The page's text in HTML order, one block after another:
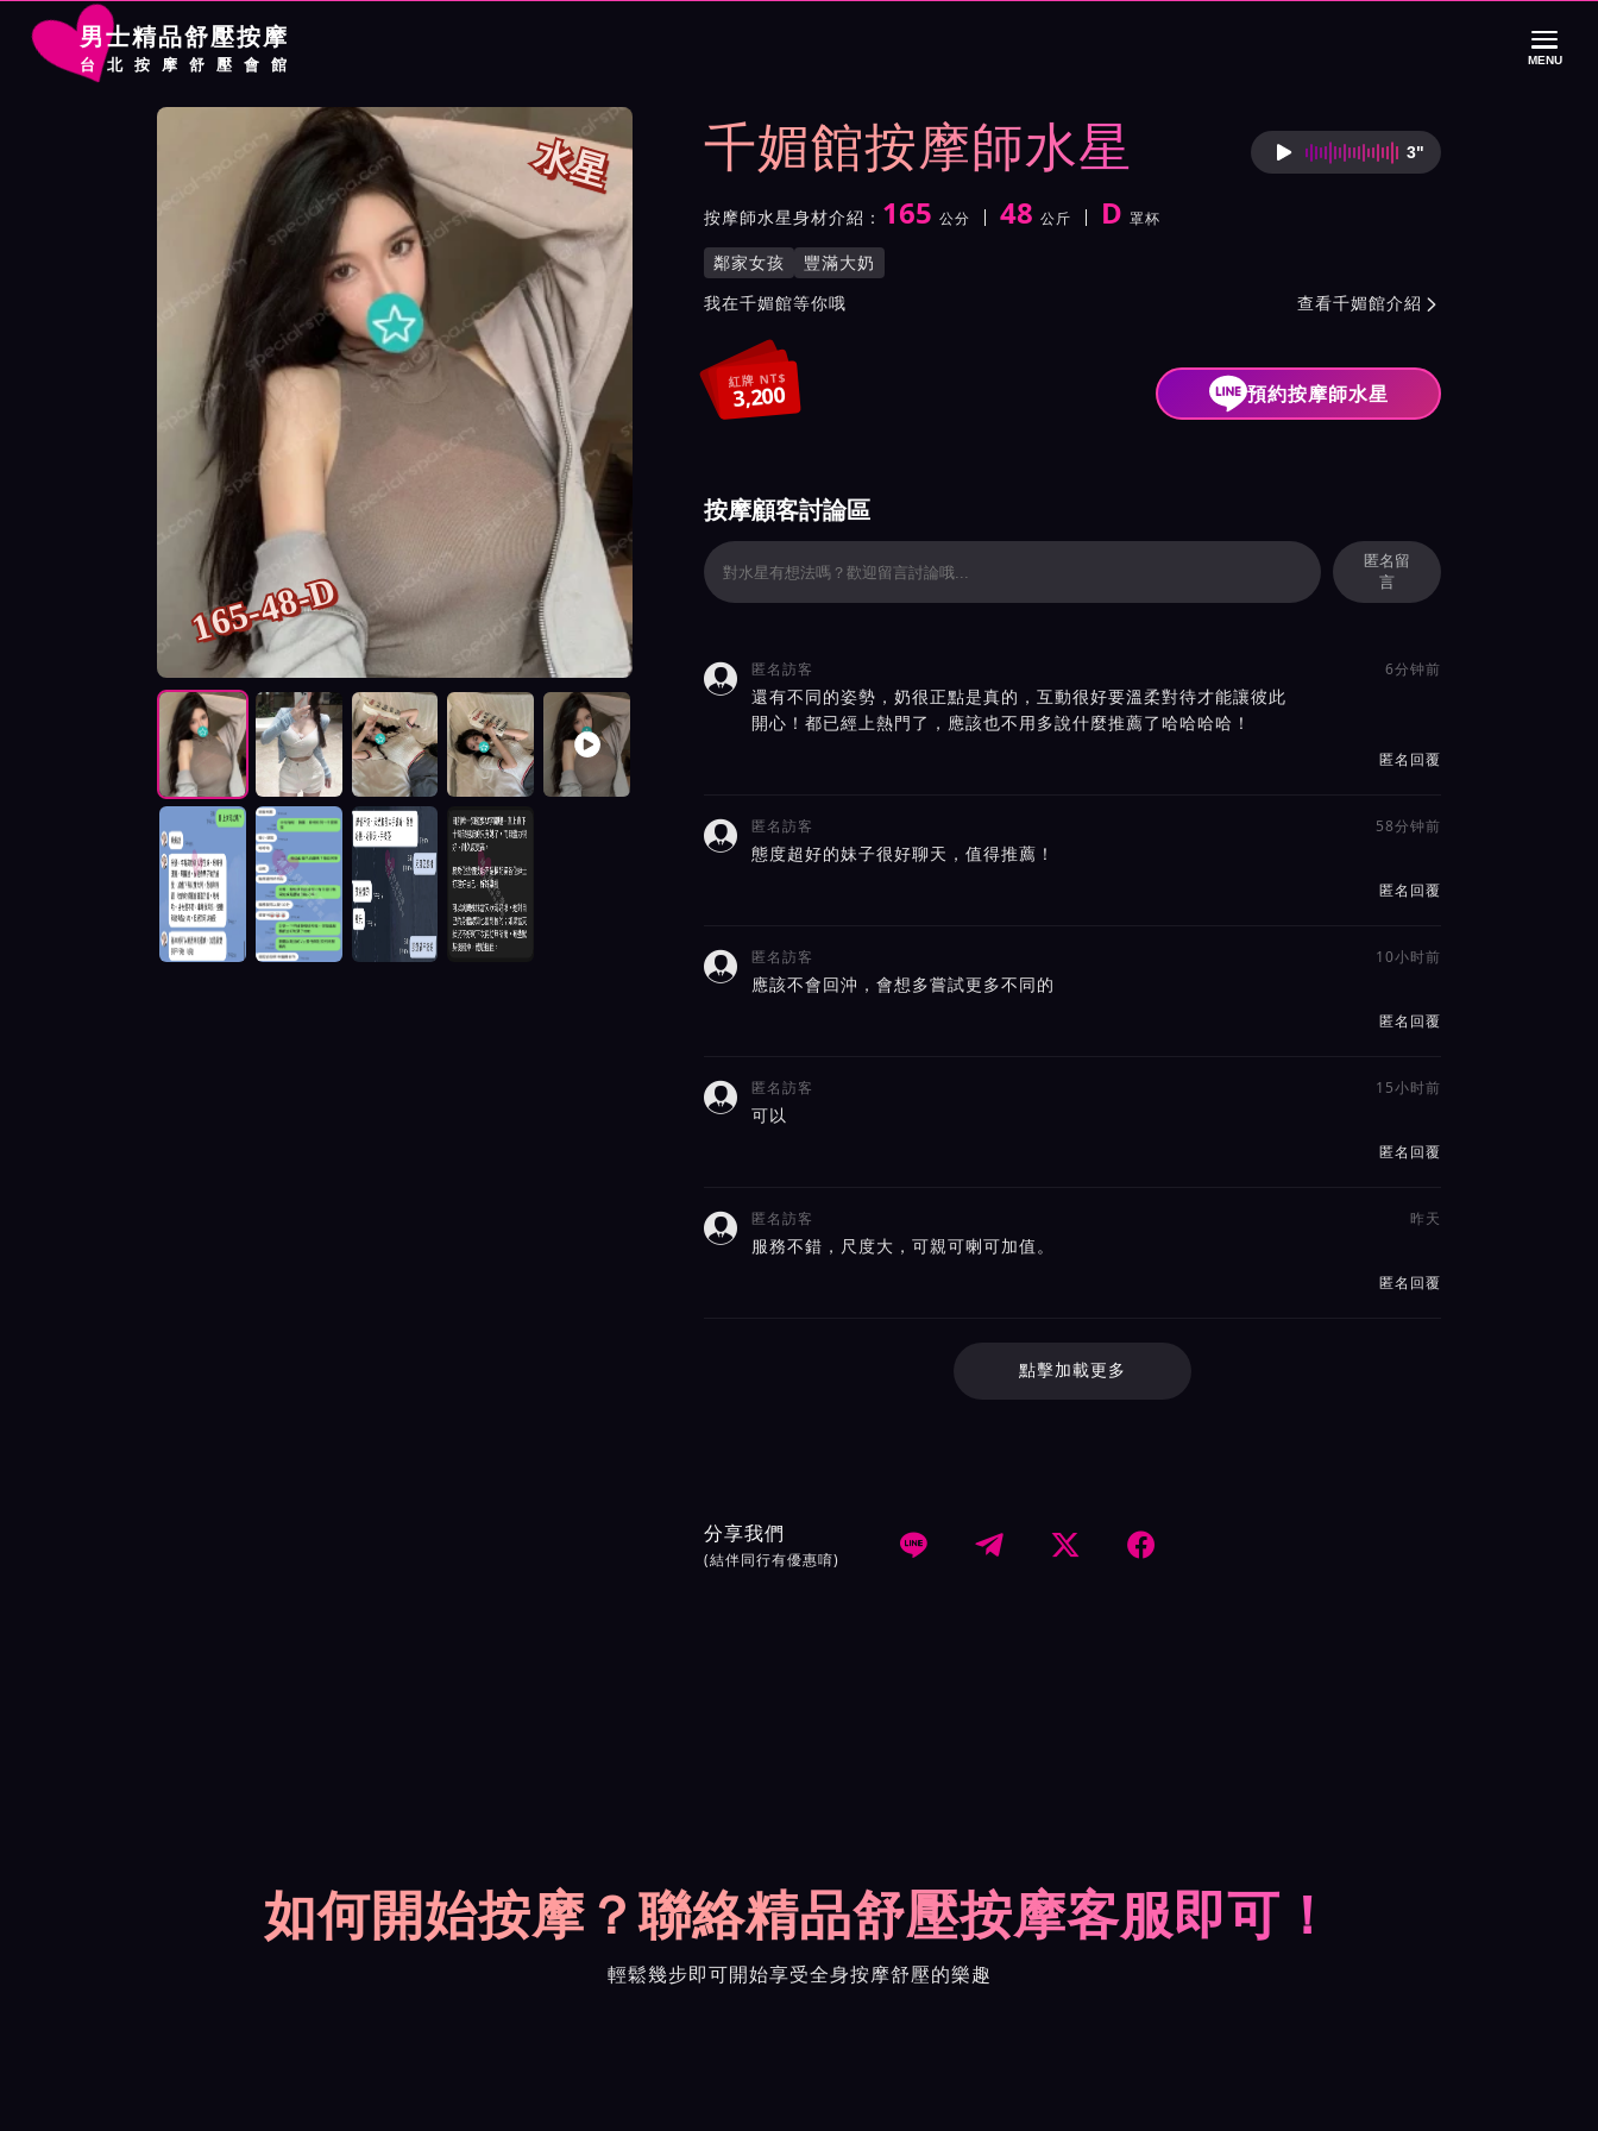
男士精品舒壓按摩
台北按摩舒壓會館 MENU
千媚館按摩師水星詳細介紹
千媚館按摩師水星 按摩師水星語音介
3"
按摩師水星身材介紹： 身高
165 公分
體重 48 公斤
罩杯 D 罩杯
按摩師水星服務風格與特色
鄰家女孩 豐滿大奶
按摩師水星所屬按摩會館介紹與班表
我在千媚館等你哦 查看千媚館介紹 
紅牌 NT$
3,200 預約按摩師水星
千媚館按摩師水星照片展示與影片介紹及客戶評價截屏
水星
165-48-D
按摩師水星照片展示與影片介紹及客戶評價截屏展示
按摩顧客討論區
匿名留
言
 匿名訪客 6分钟前
還有不同的姿勢，奶很正點是真的，互動很好要溫柔對待才能讓彼此
開心！都已經上熱門了，應該也不用多說什麼推薦了哈哈哈哈！
匿名回覆
 匿名訪客 58分钟前
態度超好的妹子很好聊天，值得推薦！
匿名回覆
 匿名訪客 10小时前
應該不會回沖，會想多嘗試更多不同的
匿名回覆
 匿名訪客 15小时前
可以
匿名回覆
 匿名訪客 昨天
服務不錯，尺度大，可親可喇可加值。
匿名回覆
點擊加載更多
分享我們
(結伴同行有優惠唷)
   
如何開始按摩？聯絡精品舒壓按摩客服即可！
輕鬆幾步即可開始享受全身按摩舒壓的樂趣